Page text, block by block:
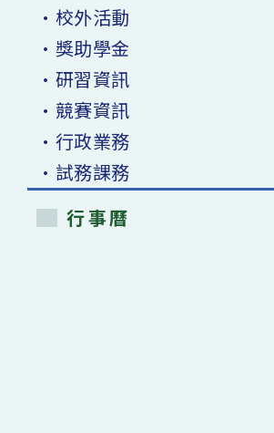
•校外活動
•獎助學金
•研習資訊
•競賽資訊
•行政業務
•試務課務
行事曆